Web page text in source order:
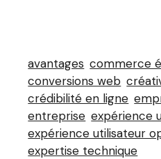
avantages commerce
conversions web
crédibilité en ligne
entreprise expérience
expérience utilisateur
expertise technique